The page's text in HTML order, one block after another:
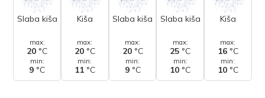
Slaba kiša
max:
20 °C
min:
9 °C
Kiša
max:
20°C
min:
11°C
Slaba kiša
max:
20°C
min:
9°C
Slaba kiša
max:
25 °C
min:
10 °C
Kiša
max:
16°C
min:
10°C